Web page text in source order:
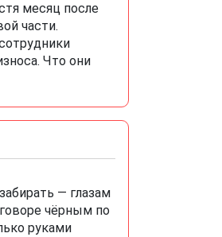
месяц после
части.
Что они
— глазам
чёрным по
руками